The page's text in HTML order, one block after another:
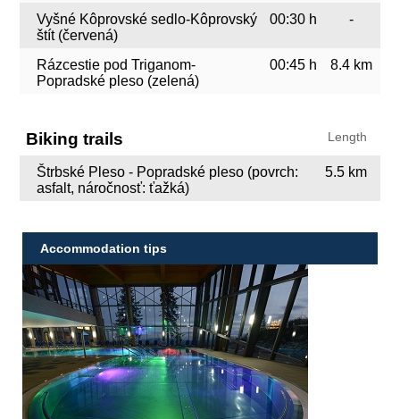
Vyšné Kôprovské sedlo-Kôprovský
štít (červená)
00:30 h -
Rázcestie pod Triganom-
Popradské pleso (zelená)
00:45 h 8.4 km
Biking trails Length
Štrbské Pleso - Popradské pleso (povrch:
asfalt, náročnosť: ťažká)
5.5 km
Accommodation tips